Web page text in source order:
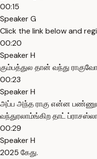
00:15
Speaker G
Click the link below and
00:20
Speaker H
கும்பத்துல தான் வந்து
00:23
Speaker H
அப்ப அந்த ராகு என்ன
வந்துரலாம்ங்கிற தாட்
00:29
Speaker H
2025 கேது.